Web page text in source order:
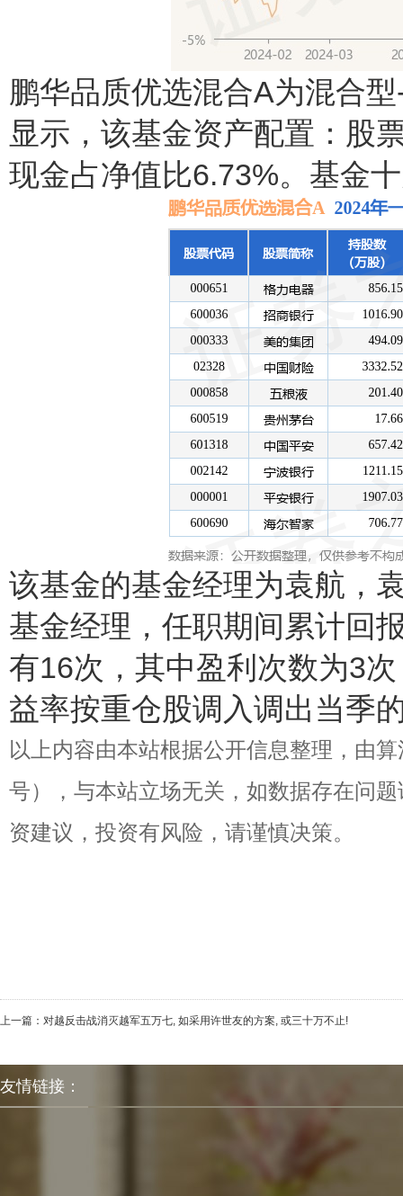
鹏华品质优选混合A为混合
显示，该基金资产配置：股
现金占净值比6.73%。基金
该基金的基金经理为袁航，
基金经理，任职期间累计回
有16次，其中盈利次数为3
益率按重仓股调入调出当季
以上内容由本站根据公开信息整理，由
号），与本站立场无关，如数据存在问
资建议，投资有风险，请谨慎决策。
上一篇： 对越反击战消灭越军五万七, 如采用许世友的方案, 或三十万不止!
友情链接：